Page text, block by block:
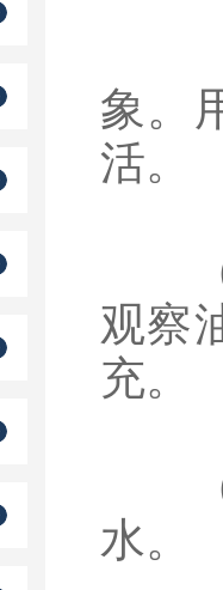
象。
活。
（2
观察
充。
（3
水。